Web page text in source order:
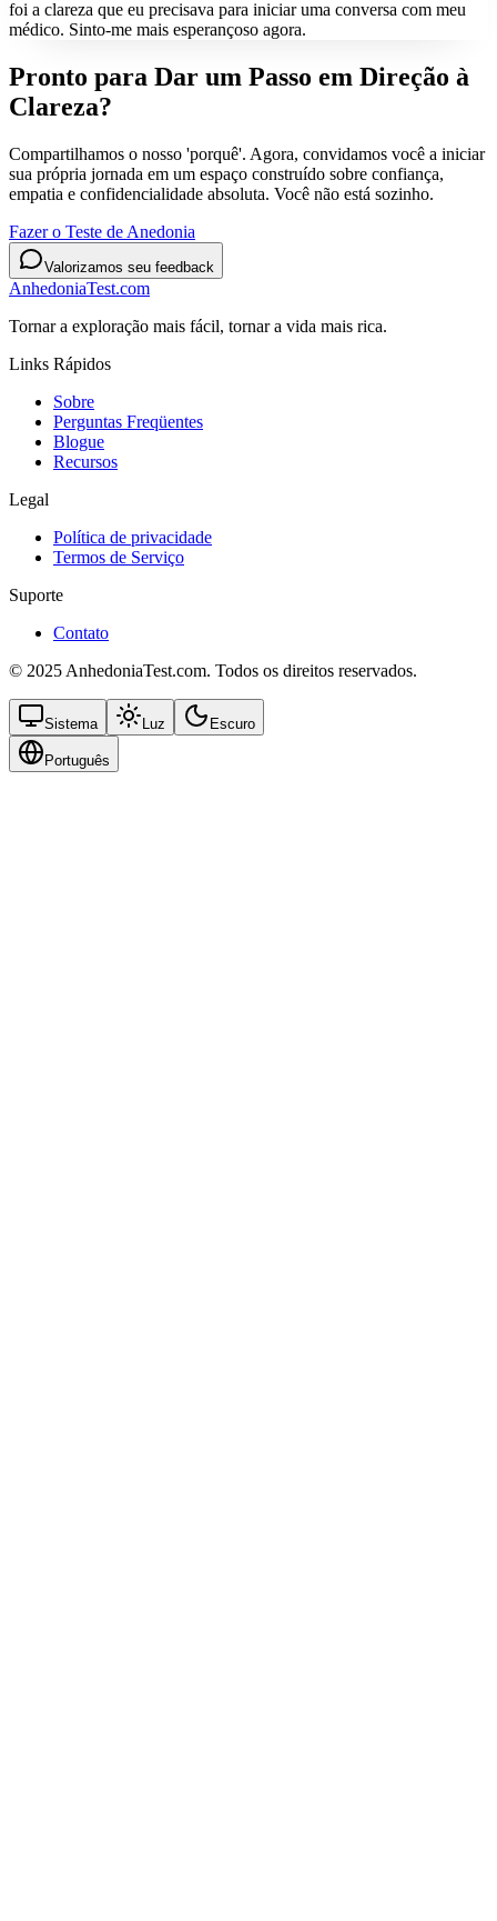
foi a clareza que eu precisava para iniciar uma conversa com meu
médico. Sinto-me mais esperançoso agora.
Pronto para Dar um Passo em Direção à
Clareza?
Compartilhamos o nosso 'porquê'. Agora, convidamos você a iniciar
sua própria jornada em um espaço construído sobre confiança,
empatia e confidencialidade absoluta. Você não está sozinho.
Fazer o Teste de Anedonia
Valorizamos seu feedback
AnhedoniaTest.com
Tornar a exploração mais fácil, tornar a vida mais rica.
Links Rápidos
Sobre
Perguntas Freqüentes
Blogue
Recursos
Legal
Política de privacidade
Termos de Serviço
Suporte
Contato
© 2025 AnhedoniaTest.com. Todos os direitos reservados.
Sistema Luz Escuro
Português